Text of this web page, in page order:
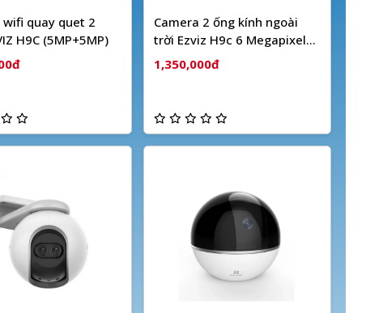
wifi quay quet 2
H9C (5MP+5MP)
Camera 2 ống kính ngoài
trời Ezviz H9c 6 Megapixel
(Dual camera)
1,350,000đ